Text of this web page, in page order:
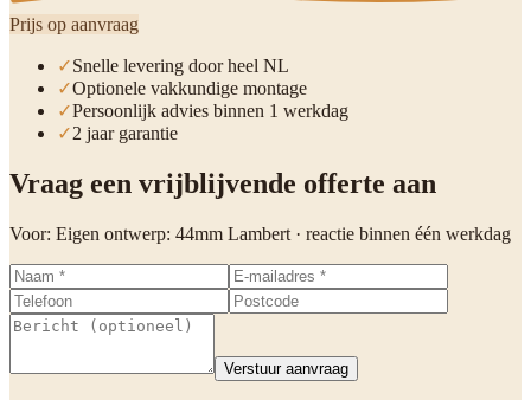
Prijs op aanvraag
✓Snelle levering door heel NL
✓Optionele vakkundige montage
✓Persoonlijk advies binnen 1 werkdag
✓2 jaar garantie
Vraag een vrijblijvende offerte aan
Voor: Eigen ontwerp: 44mm Lambert · reactie binnen één werkdag
Verstuur aanvraag